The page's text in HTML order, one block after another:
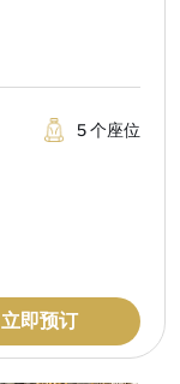
5 个座位
立即预订